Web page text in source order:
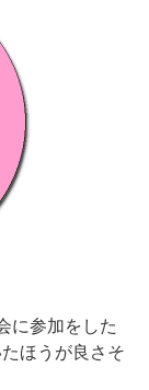
に参加をした
ほうが良さそ